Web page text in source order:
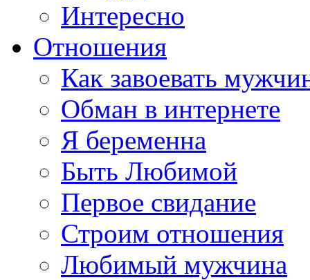
Интересно
Отношения
Как завоевать
Обман в интернете
Я беременна
Быть Любимой
Первое свидание
Строим отношения
Любимый мужчина